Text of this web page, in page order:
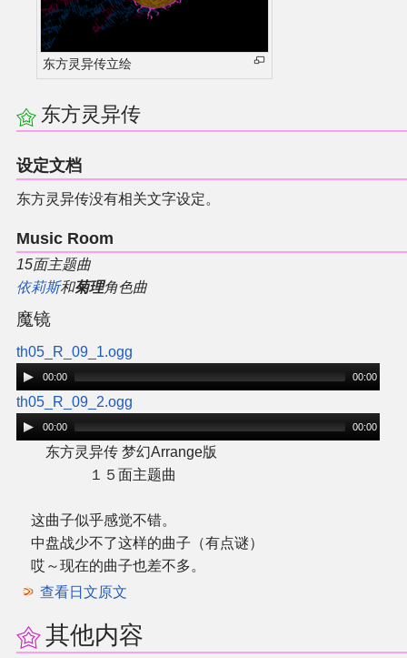
东方灵异传立绘
东方灵异传
设定文档
东方灵异传没有相关文字设定。
Music Room
15面主题曲
依莉斯和菊理角色曲
魔镜
th05_R_09_1.ogg
00:00 00:00
th05_R_09_2.ogg
00:00 00:00
东方灵异传 梦幻Arrange版
１５面主题曲
这曲子似乎感觉不错。
中盘战少不了这样的曲子（有点谜）
哎～现在的曲子也差不多。
查看日文原文
其他内容
同人二次创作
同人志分类
同人专辑分类
同人软件列表
同人角色列表
同人视频列表
其他形式同人
THB相关项目
THB衍生
THB媒体
THB协力